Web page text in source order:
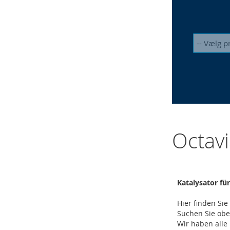
Katalysator
Hier finden Sie
Suchen Sie
Wir haben alle